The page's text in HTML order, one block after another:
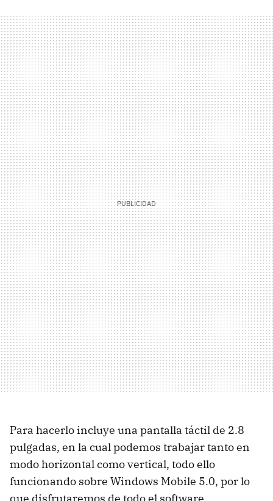
Para hacerlo incluye una pantalla táctil de 2.8
pulgadas, en la cual podemos trabajar tanto en
modo horizontal como vertical, todo ello
funcionando sobre Windows Mobile 5.0, por lo